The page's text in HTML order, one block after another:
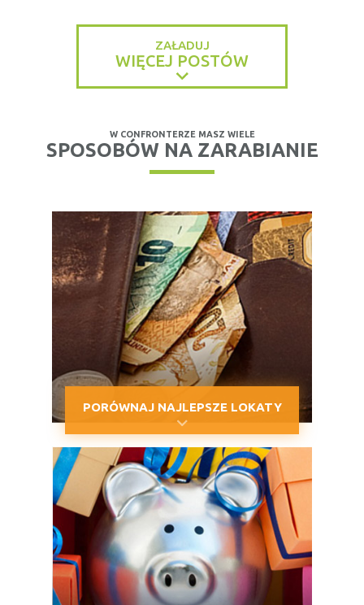
ZAŁADUJ
WIĘCEJ POSTÓW
W CONFRONTERZE MASZ WIELE
SPOSOBÓW NA ZARABIANIE
PORÓWNAJ NAJLEPSZE LOKATY